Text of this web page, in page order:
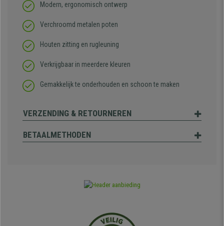
Modern, ergonomisch ontwerp
Verchroomd metalen poten
Houten zitting en rugleuning
Verkrijgbaar in meerdere kleuren
Gemakkelijk te onderhouden en schoon te maken
VERZENDING & RETOURNEREN
BETAALMETHODEN